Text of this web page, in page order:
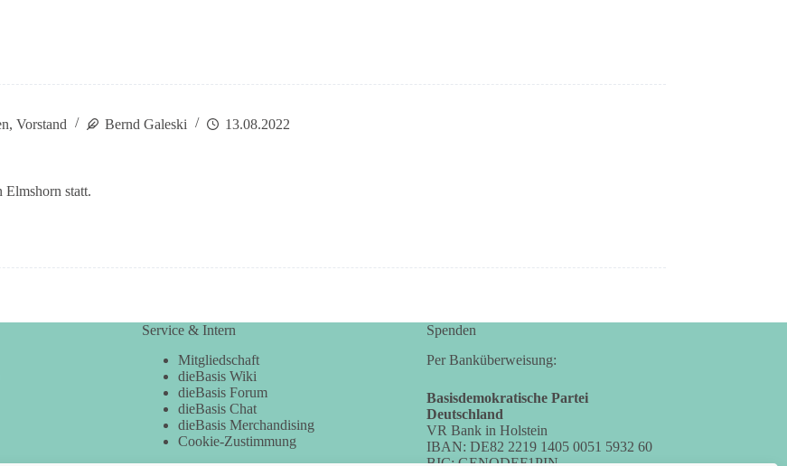
, Vorstand Bernd Galeski 13.08.2022
Elmshorn statt.
Service & Intern
Mitgliedschaft
dieBasis Wiki
dieBasis Forum
dieBasis Chat
dieBasis Merchandising
Cookie-Zustimmung
Spenden
Per Banküberweisung:
Basisdemokratische Partei
Deutschland
VR Bank in Holstein
IBAN: DE82 2219 1405 0051 5932 60